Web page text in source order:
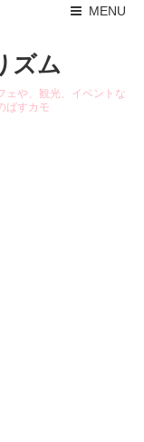
MENU
ズム
ェや、観光、イベントな
ばすカモ